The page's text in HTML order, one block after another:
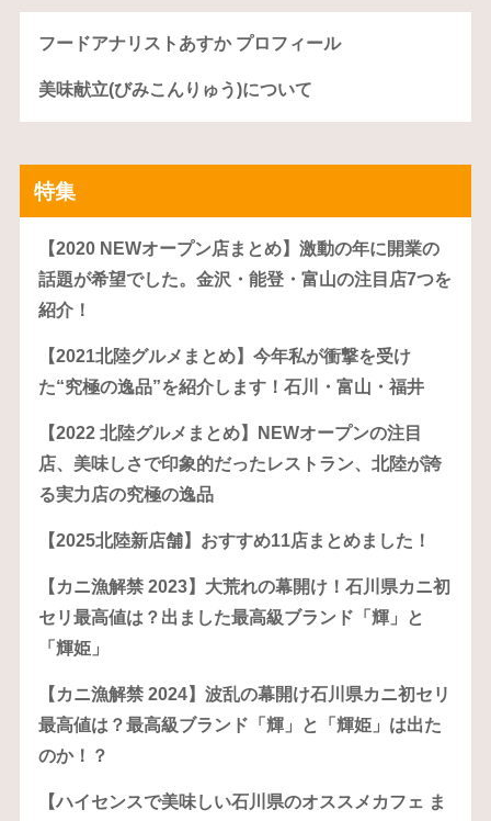
フードアナリストあすか プロフィール
美味献立(びみこんりゅう)について
特集
【2020 NEWオープン店まとめ】激動の年に開業の
話題が希望でした。金沢・能登・富山の注目店7つを
紹介！
【2021北陸グルメまとめ】今年私が衝撃を受け
た“究極の逸品”を紹介します！石川・富山・福井
【2022 北陸グルメまとめ】NEWオープンの注目
店、美味しさで印象的だったレストラン、北陸が誇
る実力店の究極の逸品
【2025北陸新店舗】おすすめ11店まとめました！
【カニ漁解禁 2023】大荒れの幕開け！石川県カニ初
セリ最高値は？出ました最高級ブランド「輝」と
「輝姫」
【カニ漁解禁 2024】波乱の幕開け石川県カニ初セリ
最高値は？最高級ブランド「輝」と「輝姫」は出た
のか！？
【ハイセンスで美味しい石川県のオススメカフェ ま